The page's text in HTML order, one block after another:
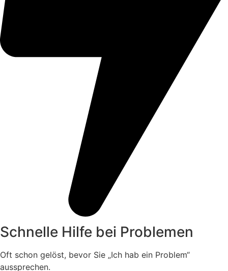
Schnelle Hilfe bei Problemen
Oft schon gelöst, bevor Sie „Ich hab ein Problem“
aussprechen.